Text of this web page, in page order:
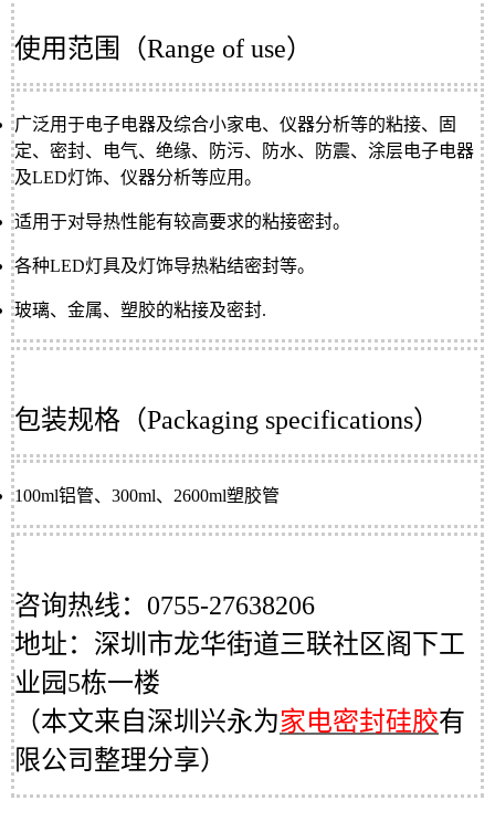
使用范围（Range of use）
广泛用于电子电器及综合小家电、仪器分析等的粘接、固
定、密封、电气、绝缘、防污、防水、防震、涂层电子电器
及LED灯饰、仪器分析等应用。
适用于对导热性能有较高要求的粘接密封。
各种LED灯具及灯饰导热粘结密封等。
玻璃、金属、塑胶的粘接及密封.
包装规格（Packaging specifications）
100ml铝管、300ml、2600ml塑胶管
咨询热线：0755-27638206
地址：深圳市龙华街道三联社区阁下工
业园5栋一楼
（本文来自深圳兴永为家电密封硅胶有
限公司整理分享）